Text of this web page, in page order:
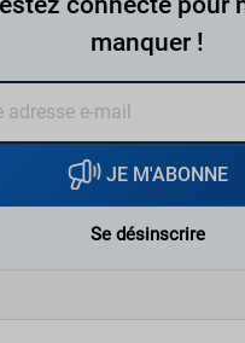
manquer !
JE M'ABONNE
Se désinscrire